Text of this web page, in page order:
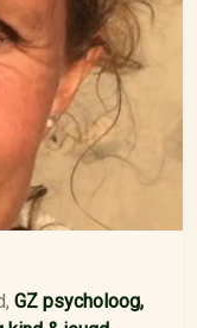
GZ psycholoog,